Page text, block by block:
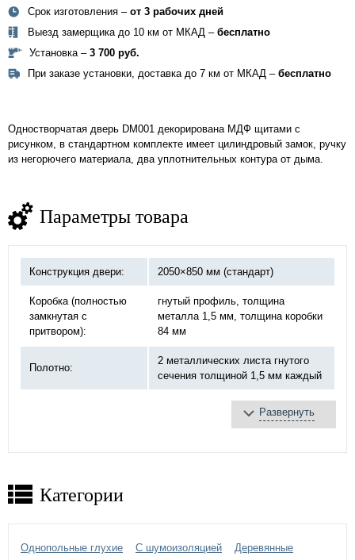
Срок изготовления – от 3 рабочих дней
Выезд замерщика до 10 км от МКАД – бесплатно
Установка – 3 700 руб.
При заказе установки, доставка до 7 км от МКАД – бесплатно
Одностворчатая дверь DM001 декорирована МДФ щитами с
рисунком, в стандартном комплекте имеет цилиндровый замок, ручку
из негорючего материала, два уплотнительных контура от дыма.
Параметры товара
Конструкция двери: 2050×850 мм (стандарт)
Коробка (полностью
замкнутая с
притвором):
гнутый профиль, толщина
металла 1,5 мм, толщина коробки
84 мм
Полотно:
2 металлических листа гнутого
сечения толщиной 1,5 мм каждый
базальтовая плита
терморасширяющаяся
Петли:
3 шт, на закрытых подшипниках
Развернуть
Категории
Однопольные глухие С шумоизоляцией Деревянные